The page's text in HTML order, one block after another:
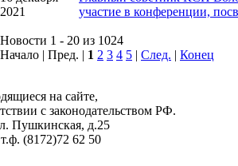
2021
участие в конференции,
Новости 1 - 20 из 1024
Начало | Пред. | 1 2 3 4 5 | След. | Конец
на сайте,
с законодательством РФ.
Пушкинская, д.25
(8172)72 62 50